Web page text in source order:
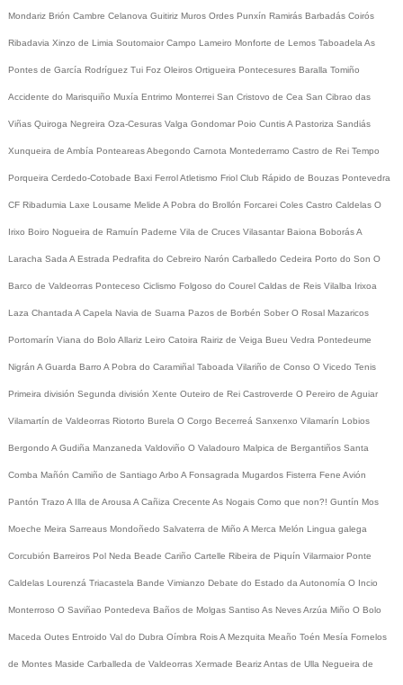
Mondariz Brión Cambre Celanova Guitiriz Muros Ordes Punxín Ramirás Barbadás Coirós
Ribadavia Xinzo de Limia Soutomaior Campo Lameiro Monforte de Lemos Taboadela As
Pontes de García Rodríguez Tui Foz Oleiros Ortigueira Pontecesures Baralla Tomiño
Accidente do Marisquiño Muxía Entrimo Monterrei San Cristovo de Cea San Cibrao das
Viñas Quiroga Negreira Oza-Cesuras Valga Gondomar Poio CuntisA Pastoriza Sandiás
Xunqueira de Ambía PonteareasAbegondo Carnota Montederramo Castro de Rei Tempo
Porqueira Cerdedo-Cotobade Baxi FerrolAtletismo Friol Club Rápido de Bouzas Pontevedra
CF Ribadumia Laxe Lousame Melide A Pobra do Brollón Forcarei Coles Castro Caldelas O
Irixo Boiro Nogueira de Ramuín Paderne Vila de Cruces Vilasantar Baiona BoborásA
Laracha Sada A Estrada Pedrafita do Cebreiro Narón Carballedo Cedeira Porto do Son O
Barco de Valdeorras Ponteceso Ciclismo Folgoso do Courel Caldas de Reis Vilalba Irixoa
Laza Chantada A Capela Navia de Suarna Pazos de Borbén Sober O Rosal Mazaricos
Portomarín Viana do Bolo Allariz Leiro Catoira Rairiz de Veiga Bueu Vedra Pontedeume
Nigrán A Guarda Barro A Pobra do Caramiñal Taboada Vilariño de Conso O Vicedo Tenis
Primeira división Segunda división Xente Outeiro de Rei Castroverde O Pereiro de Aguiar
Vilamartín de Valdeorras Riotorto Burela O Corgo Becerreá Sanxenxo Vilamarín Lobios
Bergondo A Gudiña Manzaneda Valdoviño O Valadouro Malpica de Bergantiños Santa
Comba Mañón Camiño de Santiago Arbo A Fonsagrada Mugardos Fisterra Fene Avión
Pantón Trazo A Illa de Arousa A Cañiza Crecente As Nogais Como que non?! Guntín Mos
Moeche Meira Sarreaus Mondoñedo Salvaterra de Miño A Merca Melón Lingua galega
Corcubión Barreiros Pol Neda Beade Cariño Cartelle Ribeira de Piquín Vilarmaior Ponte
Caldelas Lourenzá Triacastela Bande Vimianzo Debate do Estado da Autonomía O Incio
Monterroso O Saviñao Pontedeva Baños de Molgas Santiso As NevesArzúa Miño O Bolo
Maceda Outes Entroido Val do Dubra Oímbra RoisA Mezquita Meaño Toén Mesía Fornelos
de Montes Maside Carballeda de Valdeorras Xermade BearizAntas de Ulla Negueira de